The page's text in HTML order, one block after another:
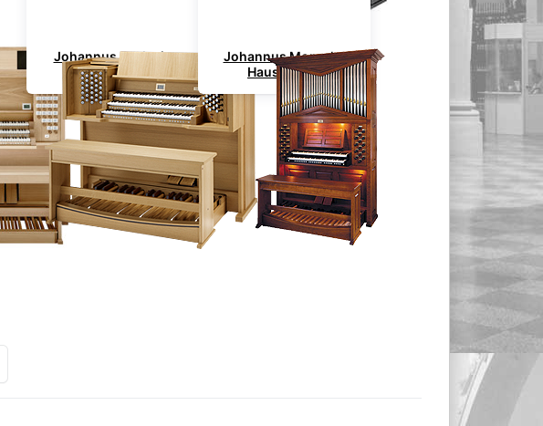
Johannus Ecclesia
Serie
Johannus Monarke
Hausorgeln